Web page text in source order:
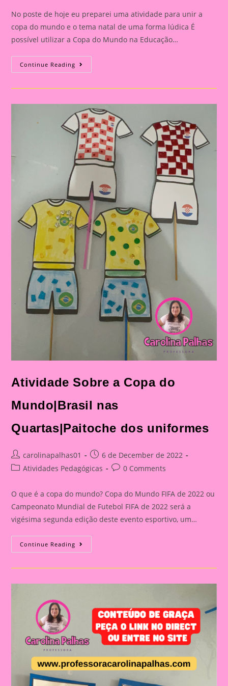
No poste de hoje eu preparei uma atividade para unir a
copa do mundo e o tema natal de uma forma lúdica É
possível utilizar a Copa do Mundo na Educação…
Continue Reading Atividade
Natal
Copa
Atividade Sobre a Copa do
Mundo|Brasil nas
Quartas|Paitoche dos uniformes
Post
author:
carolinapalhas01
Post
published:
6 de December de 2022
PostAtividades Pedagógicas
Post0 Comments
O que é a copa do mundo? Copa do Mundo FIFA de 2022 ou
Campeonato Mundial de Futebol FIFA de 2022 será a
vigésima segunda edição deste evento esportivo, um…
Continue Reading Atividade
Sobre
Copa
Nas
Uniformes